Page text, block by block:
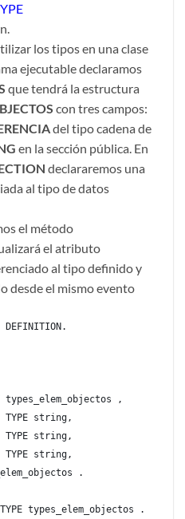
los tipos en una clase
ejecutable declaramos
que tendrá la estructura
con tres campos:
del tipo cadena de
en la sección pública. En
declararemos una
al tipo de datos
el método
el atributo
al tipo definido y
desde el mismo evento
types_elem_objectos ,
TYPE string,
TYPE string,
TYPE string,
.
types_elem_objectos .